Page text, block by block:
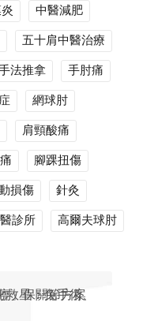
中醫減肥
五十肩中醫治療
法推拿
手肘痛
網球肘
肩頸酸痛
腳踝扭傷
損傷
針灸
診所 高爾夫球肘